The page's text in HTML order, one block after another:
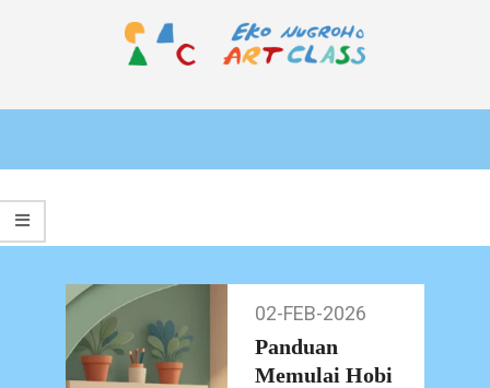
ART
CLASS
Primary
Menu
Feb-
2026
02-FEB-2026
Panduan
Memulai Hobi